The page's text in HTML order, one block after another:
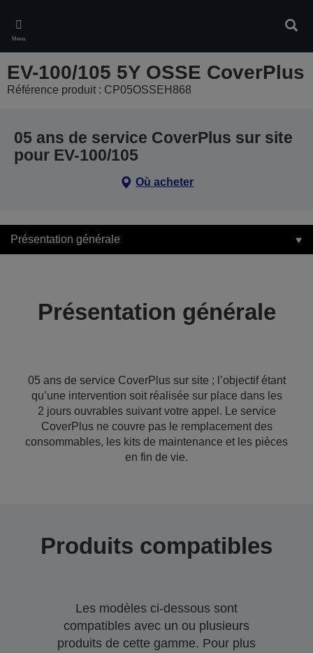
main
content
Menu
EV-100/105 5Y OSSE CoverPlus
Référence produit : CP05OSSEH868
05 ans de service CoverPlus sur site
pour EV-100/105
Où acheter
Présentation générale
Présentation générale
05 ans de service CoverPlus sur site ; l’objectif étant
qu’une intervention soit réalisée sur place dans les
2 jours ouvrables suivant votre appel. Le service
CoverPlus ne couvre pas le remplacement des
consommables, les kits de maintenance et les pièces
en fin de vie.
Produits compatibles
Les modèles ci-dessous sont
compatibles avec un ou plusieurs
produits de cette gamme. Pour plus